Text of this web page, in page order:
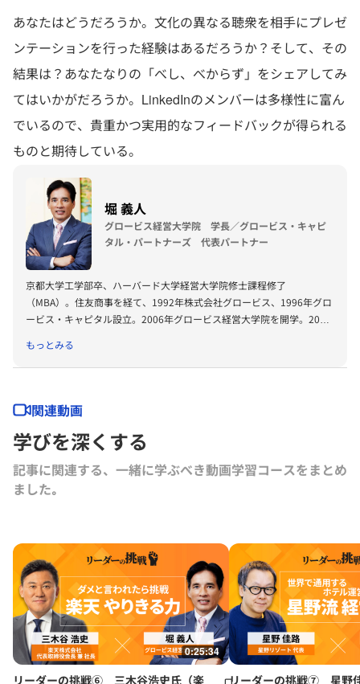
あなたはどうだろうか。文化の異なる聴衆を相手にプレゼ
ンテーションを行った経験はあるだろうか？そして、その
結果は？あなたなりの「べし、べからず」をシェアしてみ
てはいかがだろうか。LinkedInのメンバーは多様性に富ん
でいるので、貴重かつ実用的なフィードバックが得られる
ものと期待している。
堀 義人
グロービス経営大学院 学長／グロービス・キャピ
タル・パートナーズ 代表パートナー
京都大学工学部卒、ハーバード大学経営大学院修士課程修了
（MBA）。住友商事を経て、1992年株式会社グロービス、1996年グロ
ービス・キャピタル設立。2006年グロービス経営大学院を開学。2008
を立ち上げる。2016年に茨城ロボッツ、2019年に茨城放送オーナー就
任。2022年にLuckyFesを立ち上げ、現在総合プロデューサーを務め
社 社外取締役。
もっとみる
関連動画
学びを深くする
記事に関連する、一緒に学ぶべき動画学習コースをまとめ
ました｡
0:25:34
リーダーの挑戦⑥ 三木谷浩史氏（楽
リーダーの挑戦⑦ 星野